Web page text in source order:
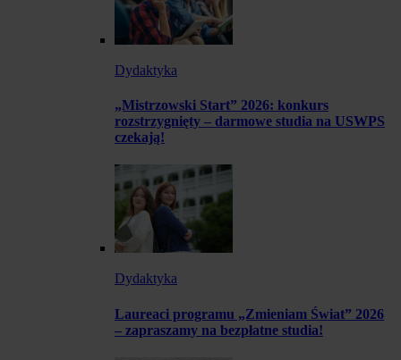
Dydaktyka
„Mistrzowski Start” 2026: konkurs
rozstrzygnięty – darmowe studia na USWPS
czekają!
Dydaktyka
Laureaci programu „Zmieniam Świat” 2026
– zapraszamy na bezpłatne studia!